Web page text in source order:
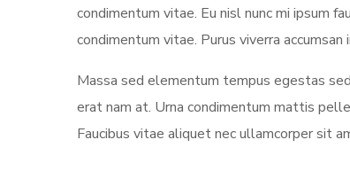
condimentum vitae. Eu nisl nunc mi ipsum
condimentum vitae. Purus viverra accumsan
Massa sed elementum tempus egestas
erat nam at. Urna condimentum mattis
Faucibus vitae aliquet nec ullamcorper sit